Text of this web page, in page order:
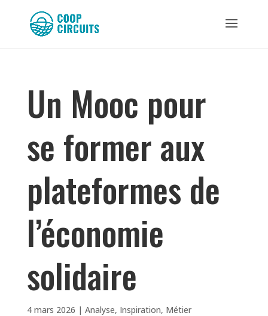
Un Mooc pour
se former aux
plateformes de
l’économie
solidaire
4 mars 2026 | Analyse, Inspiration, Métier